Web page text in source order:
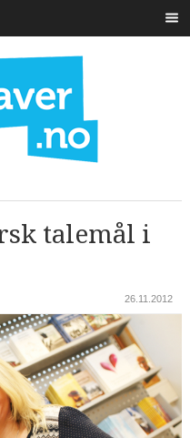
talemål i
26.11.2012